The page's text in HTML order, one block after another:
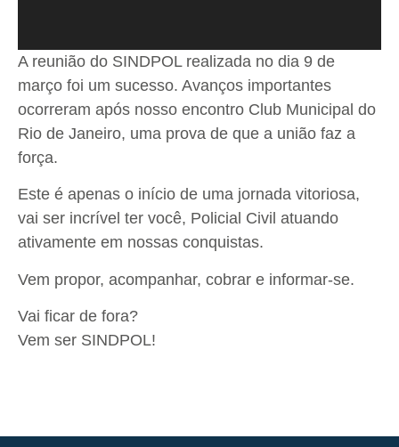
A reunião do SINDPOL realizada no dia 9 de
março foi um sucesso. Avanços importantes
ocorreram após nosso encontro Club Municipal do
Rio de Janeiro, uma prova de que a união faz a
força.
Este é apenas o início de uma jornada vitoriosa,
vai ser incrível ter você, Policial Civil atuando
ativamente em nossas conquistas.
Vem propor, acompanhar, cobrar e informar-se.
Vai ficar de fora?
Vem ser SINDPOL!